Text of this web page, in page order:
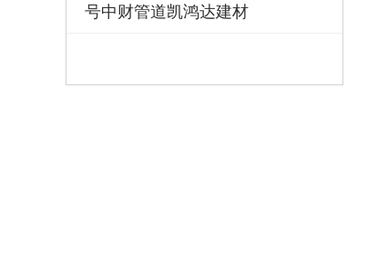
号中财管道凯鸿达建材